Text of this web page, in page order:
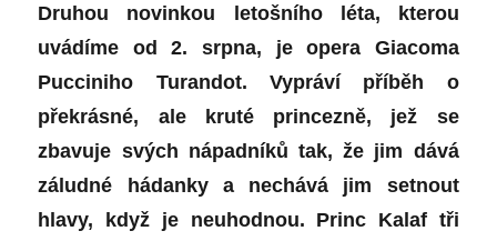
Druhou novinkou letošního léta, kterou
uvádíme od 2. srpna, je opera Giacoma
Pucciniho Turandot. Vypráví příběh o
překrásné, ale kruté princezně, jež se
zbavuje svých nápadníků tak, že jim dává
záludné hádanky a nechává jim setnout
hlavy, když je neuhodnou. Princ Kalaf tři